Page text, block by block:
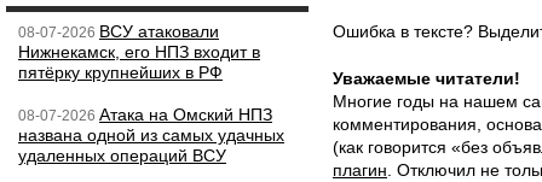
08-07-2026 ВСУ атаковали
Нижнекамск, его НПЗ входит в
пятёрку крупнейших в РФ
08-07-2026 Атака на Омский НПЗ
названа одной из самых удачных
удаленных операций ВСУ
Ошибка в тексте?
Уважаемые читатели!
Многие годы на нашем
комментирования,
(как говорится «без
плагин . Отключил не